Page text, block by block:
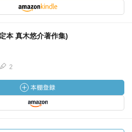
本 真木悠介著作集)
2